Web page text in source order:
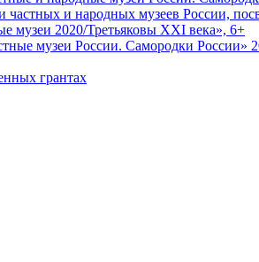
частных и народных музеев России,
музеи 2020/Третьяковы XXI века», 6+
музеи России. Самородки России»
грантах